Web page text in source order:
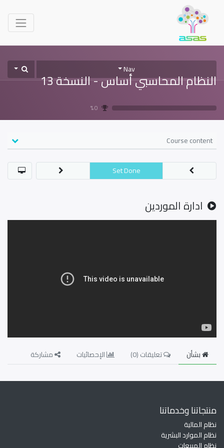
Nav
النظام المحاسبي أساس - النسخة 13
0 %
Course content
ادارة الموردين
Set Done
بشأن تعليقات (0
) الإحصائيات مشاركة
منتجاتنا وخدماتنا
نظام المالية
نظام الموارد البشرية